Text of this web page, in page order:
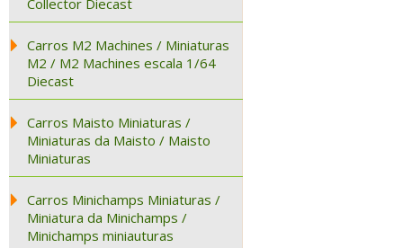
Collector Diecast
Carros M2 Machines / Miniaturas
M2 / M2 Machines escala 1/64
Diecast
Carros Maisto Miniaturas /
Miniaturas da Maisto / Maisto
Miniaturas
Carros Minichamps Miniaturas /
Miniatura da Minichamps /
Minichamps miniauturas